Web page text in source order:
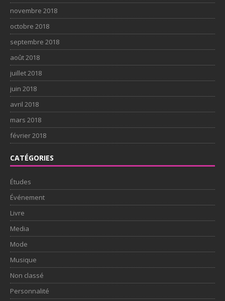
novembre 2018
octobre 2018
septembre 2018
août 2018
juillet 2018
juin 2018
avril 2018
mars 2018
février 2018
CATÉGORIES
Études
Événement
Livre
Media
Mode
Musique
Non classé
Personnalité